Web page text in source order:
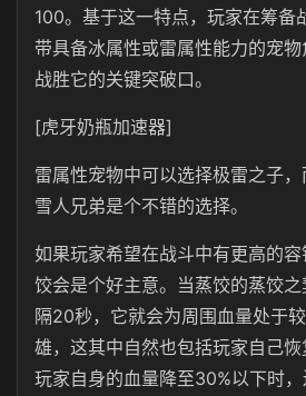
100。基于这一特点，玩家在筹备
带具备冰属性或雷属性能力的宠
战胜它的关键突破口。
[虎牙奶瓶加速器]
雷属性宠物中可以选择极雷之子，
雪人兄弟是个不错的选择。
如果玩家希望在战斗中有更高的
饺会是个好主意。当蒸饺的蒸饺
隔20秒，它就会为周围血量处于
雄，这其中自然也包括玩家自己
玩家自身的血量降至30%以下时